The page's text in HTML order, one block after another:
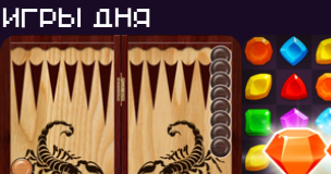
Игры дня